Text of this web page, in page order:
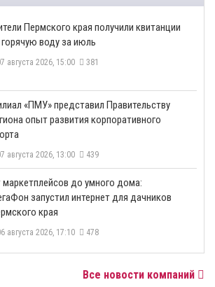
Пермского края получили квитанции
воду за июль
августа 2026, 15:00 381
«ПМУ» представил Правительству
опыт развития корпоративного
августа 2026, 13:00 439
маркетплейсов до умного дома:
запустил интернет для дачников
края
августа 2026, 17:10 478
Все новости компаний